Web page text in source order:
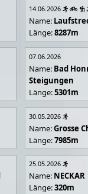
14.06.2026
Name:
Länge:8287m
07.06.2026
Name: Bad
Steigungen
Länge:5301m
30.05.2026
Name:Grosse
Länge:7985m
25.05.2026
Name: NECKAR
Länge:320m